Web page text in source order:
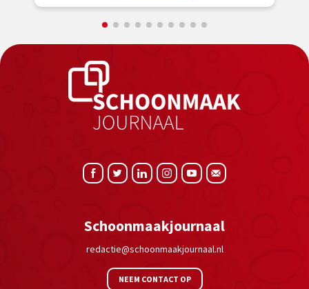
Schoonmaakjournaal
redactie@schoonmaakjournaal.nl
NEEM CONTACT OP